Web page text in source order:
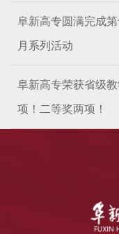
阜新高专圆满完成
月系列活动
阜新高专荣获省级
项！二等奖两项！